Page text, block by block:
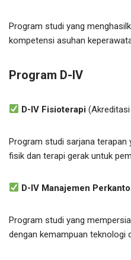
Program studi yang
kompetensi asuhan
Program D-IV
D-IV Fisioterapi (Akreditasi
Program studi sarjana terapan
fisik dan terapi gerak untuk
D-IV Manajemen
Program studi yang
dengan kemampuan teknologi